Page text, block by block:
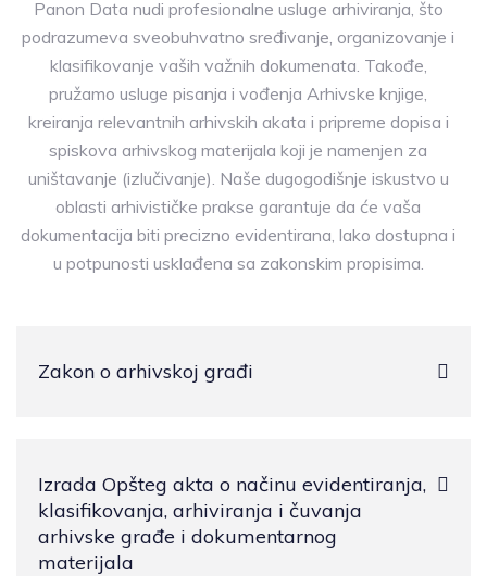
Panon Data nudi profesionalne usluge arhiviranja, što
podrazumeva sveobuhvatno sređivanje, organizovanje i
klasifikovanje vaših važnih dokumenata. Takođe,
pružamo usluge pisanja i vođenja Arhivske knjige,
kreiranja relevantnih arhivskih akata i pripreme dopisa i
spiskova arhivskog materijala koji je namenjen za
uništavanje (izlučivanje). Naše dugogodišnje iskustvo u
oblasti arhivističke prakse garantuje da će vaša
dokumentacija biti precizno evidentirana, lako dostupna i
u potpunosti usklađena sa zakonskim propisima.
Zakon o arhivskoj građi
Izrada Opšteg akta o načinu evidentiranja,
klasifikovanja, arhiviranja i čuvanja
arhivske građe i dokumentarnog
materijala